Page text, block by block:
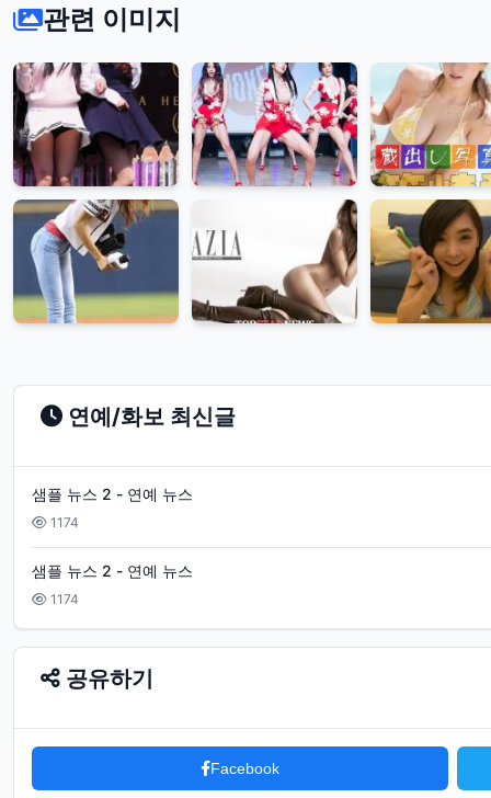
관련 이미지
연예/화보 최신글
샘플 뉴스 2 - 연예 뉴스
1174
샘플 뉴스 2 - 연예 뉴스
1174
공유하기
Facebook